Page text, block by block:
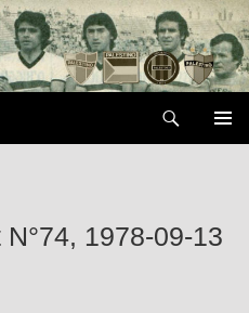
1978-09-13